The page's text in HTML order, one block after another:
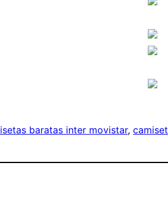
baratas inter movistar,